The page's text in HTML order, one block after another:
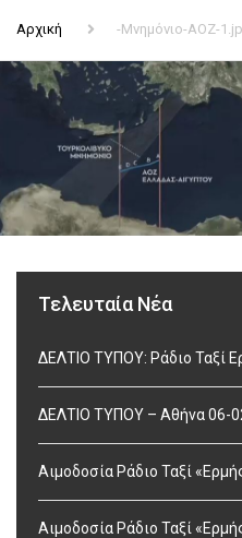
Αρχική -Μνημόνιο-ΑΟΖ-
Τελευταία Νέα
ΔΕΛΤΙΟ ΤΥΠΟΥ: Ράδιο Ταξί
ΔΕΛΤΙΟ ΤΥΠΟΥ – Αθήνα 06-
Αιμοδοσία Ράδιο Ταξί
Αιμοδοσία Ράδιο Ταξί